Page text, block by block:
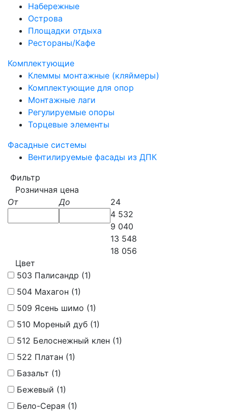
Набережные
Острова
Площадки отдыха
Рестораны/Кафе
Комплектующие
Клеммы монтажные (кляймеры)
Комплектующие для опор
Монтажные лаги
Регулируемые опоры
Торцевые элементы
Фасадные системы
Вентилируемые фасады из ДПК
Фильтр
Розничная цена
От
До
24
4 532
9 040
13 548
18 056
Цвет
503 Палисандр (1)
504 Махагон (1)
509 Ясень шимо (1)
510 Мореный дуб (1)
512 Белоснежный клен (1)
522 Платан (1)
Базальт (1)
Бежевый (1)
Бело-Серая (1)